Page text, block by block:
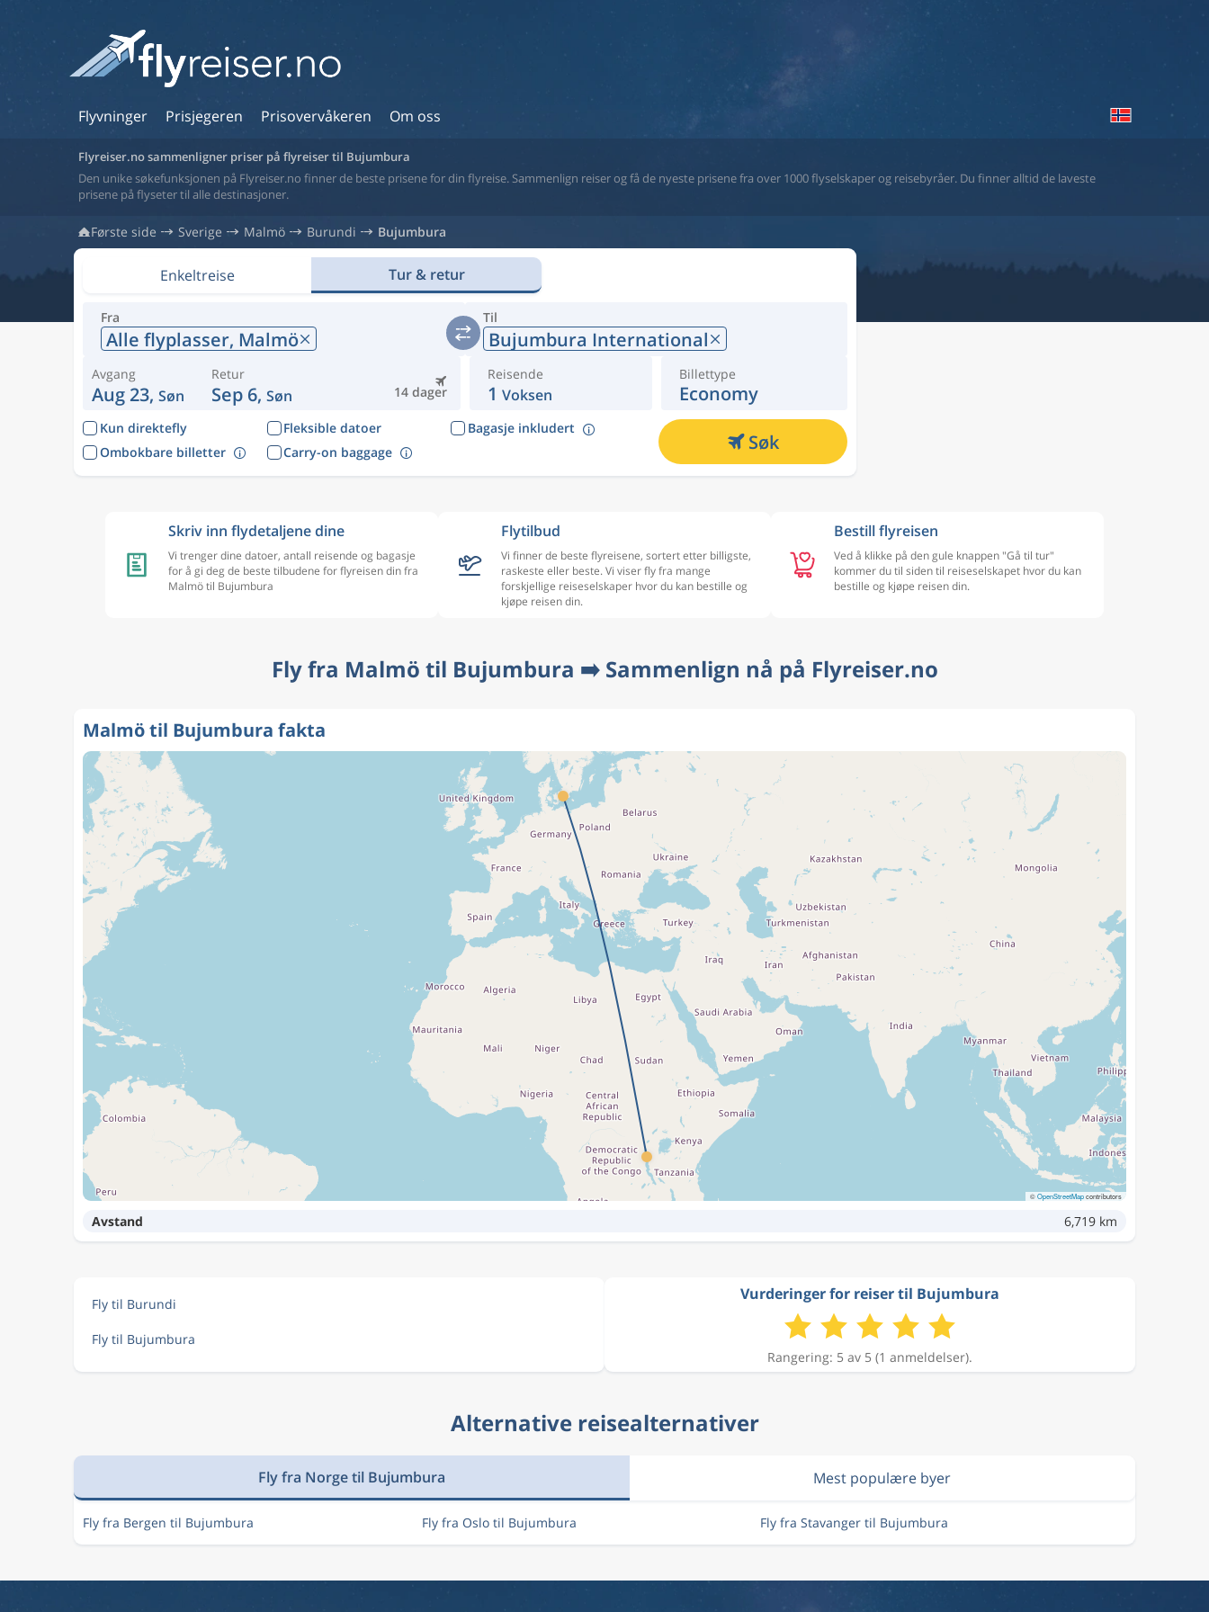
Flyvninger Prisjegeren Prisovervåkeren Om oss
Flyreiser.no sammenligner priser på flyreiser til Bujumbura
Den unike søkefunksjonen på Flyreiser.no finner de beste prisene for din flyreise. Sammenlign reiser og få de nyeste prisene fra over 1000 flyselskaper og reisebyråer. Du finner alltid de laveste
prisene på flyseter til alle destinasjoner.
Første side Sverige Malmö Burundi Bujumbura
Enkeltreise Tur & retur
Fra
Alle flyplasser, Malmö
Til
Bujumbura International
Avgang
Aug 23, Søn 14 dager
Retur
Sep 6, Søn
Reisende
1 Voksen
Billettype
Economy
Kun direktefly Fleksible datoer
Bagasje inkludert
Ombokbare billetter
Carry-on baggage Søk
Skriv inn flydetaljene dine
Vi trenger dine datoer, antall reisende og bagasje
for å gi deg de beste tilbudene for flyreisen din fra
Malmö til Bujumbura
Flytilbud
Vi finner de beste flyreisene, sortert etter billigste,
raskeste eller beste. Vi viser fly fra mange
forskjellige reiseselskaper hvor du kan bestille og
kjøpe reisen din.
Bestill flyreisen
Ved å klikke på den gule knappen "Gå til tur"
kommer du til siden til reiseselskapet hvor du kan
bestille og kjøpe reisen din.
Fly fra Malmö til Bujumbura ➡️ Sammenlign nå på Flyreiser.no
Malmö til Bujumbura fakta
©OpenStreetMapcontributors
Avstand 6,719 km
Fly til Burundi
Fly til Bujumbura
Vurderinger for reiser til Bujumbura
Rangering: 5 av 5 (1 anmeldelser).
Alternative reisealternativer
Fly fra Norge til Bujumbura Mest populære byer
Fly fra Bergen til Bujumbura Fly fra Oslo til Bujumbura Fly fra Stavanger til Bujumbura